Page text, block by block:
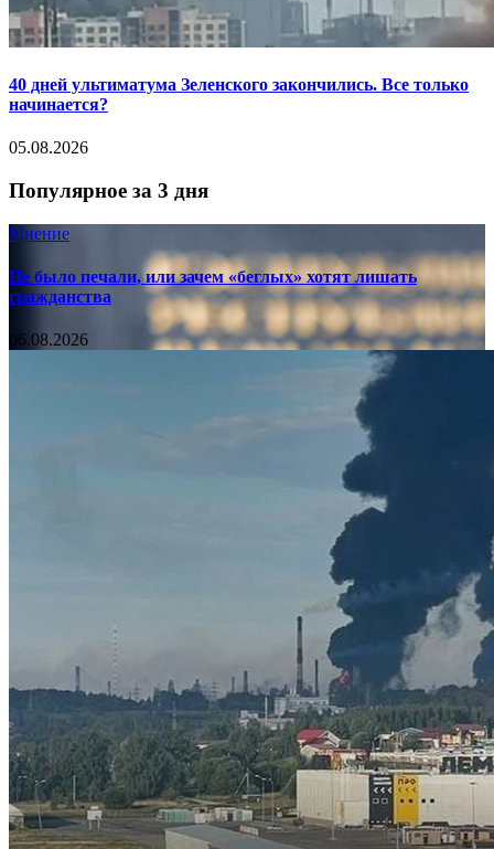
40 дней ультиматума Зеленского закончились. Все только
начинается?
05.08.2026
Популярное за 3 дня
Мнение
Не было печали, или зачем «беглых» хотят лишать
гражданства
06.08.2026